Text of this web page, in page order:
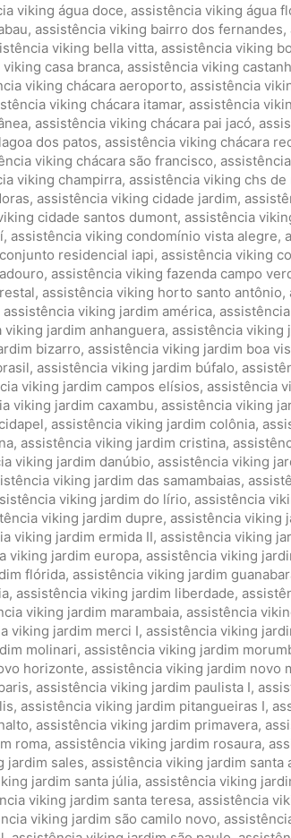
viking água doce, assistência viking água
, assistência viking bairro dos fernandes,
viking bella vitta, assistência viking
casa branca, assistência viking
viking chácara aeroporto, assistência
viking chácara itamar, assistência
, assistência viking chácara pai jacó,
dos patos, assistência viking chácara
viking chácara são francisco,
viking champirra, assistência viking chs
, assistência viking cidade jardim,
cidade santos dumont, assistência
, assistência viking condomínio vista alegre,
residencial iapi, assistência viking
, assistência viking fazenda campo
, assistência viking horto santo antônio,
assistência viking jardim américa,
viking jardim anhanguera, assistência viking
bizarro, assistência viking jardim boa
, assistência viking jardim búfalo,
viking jardim campos elísios, assistência
viking jardim caxambu, assistência viking
, assistência viking jardim colônia,
, assistência viking jardim cristina,
viking jardim danúbio, assistência viking
viking jardim das samambaias,
viking jardim do lírio, assistência
viking jardim dupre, assistência viking
viking jardim ermida II, assistência viking
viking jardim europa, assistência viking
flórida, assistência viking jardim
, assistência viking jardim liberdade,
viking jardim marambaia, assistência
viking jardim merci I, assistência viking
molinari, assistência viking jardim
horizonte, assistência viking jardim novo
, assistência viking jardim paulista I,
, assistência viking jardim pitangueiras I,
, assistência viking jardim primavera,
roma, assistência viking jardim rosaura,
jardim sales, assistência viking jardim santa
jardim santa júlia, assistência viking
viking jardim santa teresa, assistência
viking jardim são camilo novo,